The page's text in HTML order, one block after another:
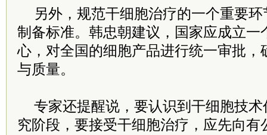
另外，规范干细胞治疗的一个重要
制备标准。韩忠朝建议，国家应成立一
心，对全国的细胞产品进行统一审批，
与质量。
专家还提醒说，要认识到干细胞技
究阶段，要接受干细胞治疗，应先向有